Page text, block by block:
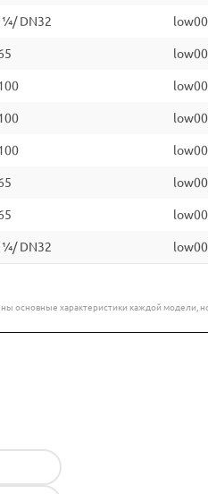
DN32
DN32
основные характеристики каждой